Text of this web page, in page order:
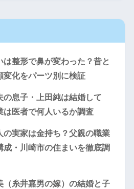
は整形で鼻が変わった？昔と
変化をパーツ別に検証
の息子・上田純は結婚して
は医者で何人いるか調査
の実家は金持ち？父親の職業
成・川崎市の住まいを徹底調
（糸井嘉男の嫁）の結婚と子